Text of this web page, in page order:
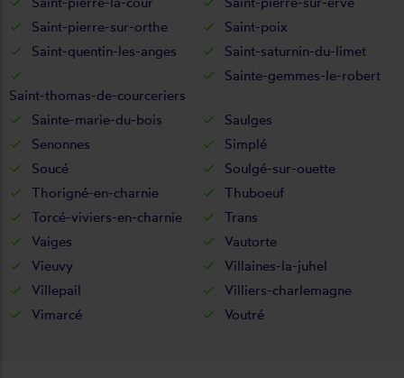
Saint-pierre-sur-orthe
Saint-poix
Saint-quentin-les-anges
Saint-saturnin-du-limet
Saint-thomas-de-courceriers
Sainte-gemmes-le-robert
Sainte-marie-du-bois
Saulges
Senonnes
Simplé
Soucé
Soulgé-sur-ouette
Thorigné-en-charnie
Thuboeuf
Torcé-viviers-en-charnie
Trans
Vaiges
Vautorte
Vieuvy
Villaines-la-juhel
Villepail
Villiers-charlemagne
Vimarcé
Voutré